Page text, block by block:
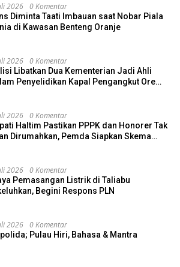
2026 0 Komentar
Diminta Taati Imbauan saat Nobar Piala
di Kawasan Benteng Oranje
2026 0 Komentar
Libatkan Dua Kementerian Jadi Ahli
Penyelidikan Kapal Pengangkut Ore
2026 0 Komentar
Haltim Pastikan PPPK dan Honorer Tak
Dirumahkan, Pemda Siapkan Skema
2026 0 Komentar
Pemasangan Listrik di Taliabu
Begini Respons PLN
2026 0 Komentar
Pulau Hiri, Bahasa & Mantra